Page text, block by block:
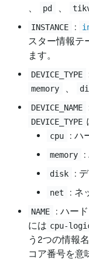
pd
INSTANCE :
スター情報テ
ます。
DEVICE_TYPE
memory
DEVICE_NAME
DEVICE_TYPE
cpu : ハ
memory :
disk :
net : ネ
NAME
: ハー
には cpu-
う2つの情報
コア番号を意